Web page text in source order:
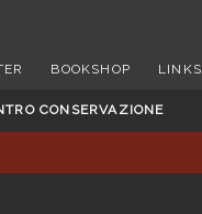
BOOKSHOP LINKS
CONSERVAZIONE